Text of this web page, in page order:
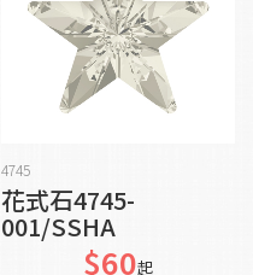
4745
花式石4745-
001/SSHA
$60起